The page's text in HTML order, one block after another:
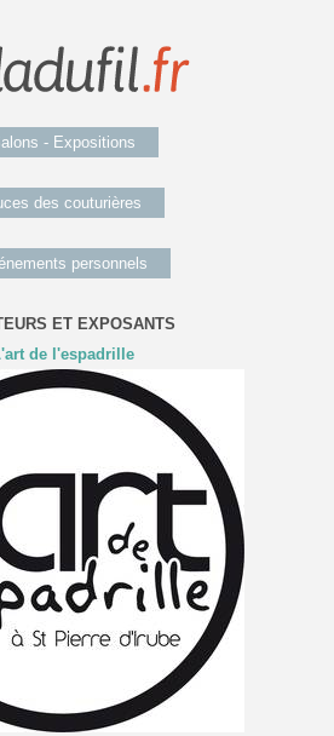
- Expositions
des couturières
personnels
ET EXPOSANTS
de l'espadrille